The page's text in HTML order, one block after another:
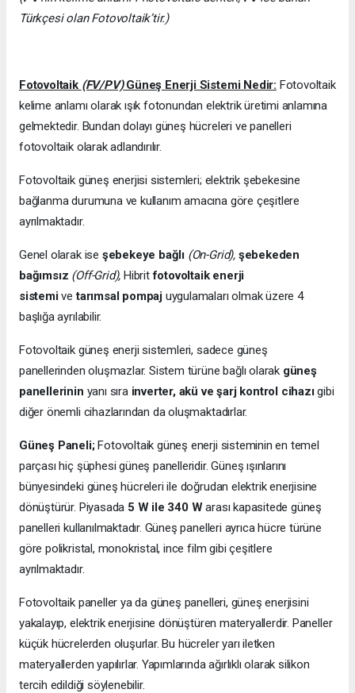
Türkçesi olan Fotovoltaik’tir.)
Fotovoltaik (FV/PV)Güneş Enerji Sistemi Nedir: Fotovoltaik
kelime anlamı olarak ışık fotonundan elektrik üretimi anlamına
gelmektedir. Bundan dolayı güneş hücreleri ve panelleri
fotovoltaik olarak adlandırılır.
Fotovoltaik güneş enerjisi sistemleri; elektrik şebekesine
bağlanma durumuna ve kullanım amacına göre çeşitlere
ayrılmaktadır.
Genel olarak ise şebekeye bağlı (On-Grid), şebekeden
bağımsız (Off-Grid), Hibritfotovoltaik enerji
sistemivetarımsal pompaj uygulamaları olmak üzere 4
başlığa ayrılabilir.
Fotovoltaik güneş enerji sistemleri, sadece güneş
panellerinden oluşmazlar. Sistem türüne bağlı olarak güneş
panellerinin yanı sıra inverter, akü ve şarj kontrol cihazıgibi
diğer önemli cihazlarından da oluşmaktadırlar.
Güneş Paneli;Fotovoltaik güneş enerji sisteminin en temel
parçası hiç şüphesi güneş panelleridir. Güneş ışınlarını
bünyesindeki güneş hücreleri ile doğrudan elektrik enerjisine
dönüştürür. Piyasada 5 W ile 340 Warası kapasitede güneş
panelleri kullanılmaktadır. Güneş panelleri ayrıca hücre türüne
göre polikristal, monokristal, ince film gibi çeşitlere
ayrılmaktadır.
Fotovoltaik paneller ya da güneş panelleri, güneş enerjisini
yakalayıp, elektrik enerjisine dönüştüren materyallerdir. Paneller
küçük hücrelerden oluşurlar. Bu hücreler yarı iletken
materyallerden yapılırlar. Yapımlarında ağırlıklı olarak silikon
tercih edildiği söylenebilir.